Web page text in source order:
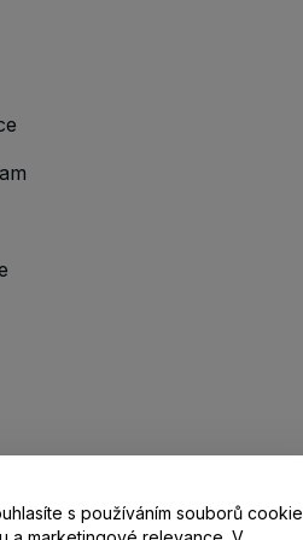
/ Kontakts používáním souborů cookie